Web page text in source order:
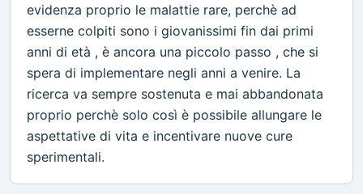
evidenza proprio le malattie rare, perchè ad
esserne colpiti sono i giovanissimi fin dai primi
anni di età , è ancora una piccolo passo , che si
spera di implementare negli anni a venire. La
ricerca va sempre sostenuta e mai abbandonata
proprio perchè solo così è possibile allungare le
aspettative di vita e incentivare nuove cure
sperimentali.